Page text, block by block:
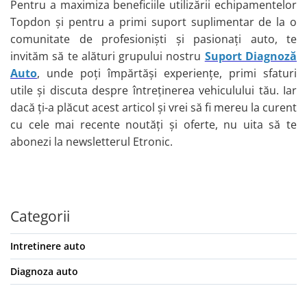
Pentru a maximiza beneficiile utilizării echipamentelor
Topdon și pentru a primi suport suplimentar de la o
comunitate de profesioniști și pasionați auto, te
invităm să te alături grupului nostru Suport Diagnoză
Auto, unde poți împărtăși experiențe, primi sfaturi
utile și discuta despre întreținerea vehiculului tău. Iar
dacă ți-a plăcut acest articol și vrei să fi mereu la curent
cu cele mai recente noutăți și oferte, nu uita să te
abonezi la newsletterul Etronic.
Categorii
Intretinere auto
Diagnoza auto